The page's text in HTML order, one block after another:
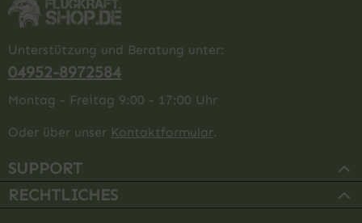
Unterstützung und Beratung unter:
04952-8972584
Montag - Freitag 9:00 - 17:00 Uhr
Oder über unser Kontaktformular.
SUPPORT
RECHTLICHES